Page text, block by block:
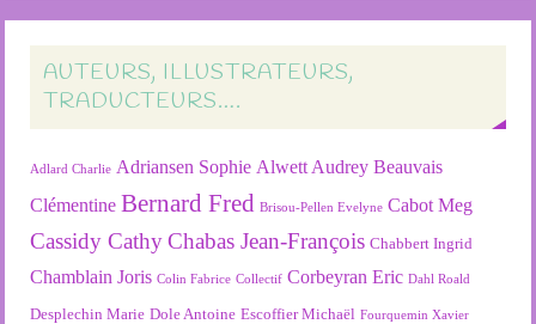
AUTEURS, ILLUSTRATEURS,
TRADUCTEURS….
Adlard Charlie Adriansen Sophie Alwett Audrey Beauvais
Clémentine Bernard Fred Brisou-Pellen Evelyne Cabot Meg
Cassidy Cathy Chabas Jean-François Chabbert Ingrid
Chamblain Joris Colin Fabrice Collectif Corbeyran Eric Dahl Roald
Desplechin Marie Dole Antoine Escoffier Michaël Fourquemin Xavier